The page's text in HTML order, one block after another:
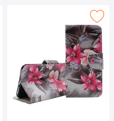
Xperia 5 suosikiksi
Merkitse kuviolompakko